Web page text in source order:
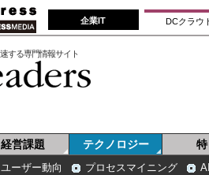
企業IT DCクラウ
する専門情報サイト
経営課題 テクノロジー
ユーザー動向 プロセスマイニング AI